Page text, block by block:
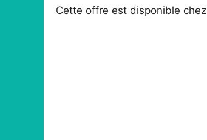
Cette offre est disponible chez